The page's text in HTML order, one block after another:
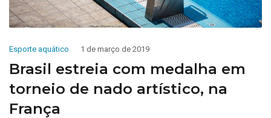
Esporte aquático 1 de março de 2019
Brasil estreia com medalha em
torneio de nado artístico, na
França